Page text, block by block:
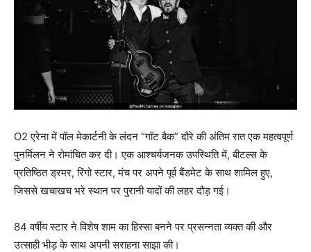
O2 एरेना में पॉल मेकार्टनी के लंदन “गॉट बैक” दौरे की अंतिम रात एक महत्वपूर्ण
पुनर्मिलन ने रोमांचित कर दी। एक आश्चर्यजनक उपस्थिति में, बीटल्स के
प्रतिष्ठित ड्रमर, रिंगो स्टार, मंच पर अपने पूर्व बैंडमेट के साथ शामिल हुए,
जिससे खचाखच भरे स्थान पर पुरानी यादों की लहर दौड़ गई।
84 वर्षीय स्टार ने विशेष शाम का हिस्सा बनने पर प्रसन्नता व्यक्त की और
उत्साही भीड़ के साथ अपनी सराहना साझा की।